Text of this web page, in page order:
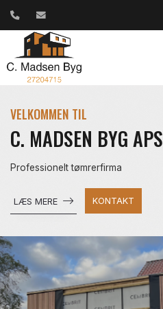
Gå
hovedindhold
VELKOMMEN TIL
C. MADSEN BYG APS
Professionelt tømrerfirma
LÆS MERE KONTAKT